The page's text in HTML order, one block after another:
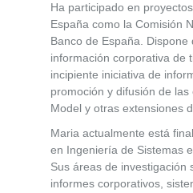
Ha participado en
España como la Comisión
Banco de España.
información corporativa de
incipiente iniciativa de
promoción y difusión de
Model y otras extensiones
Maria actualmente está
en Ingeniería de Sistemas
Sus áreas de investigación
informes corporativos,